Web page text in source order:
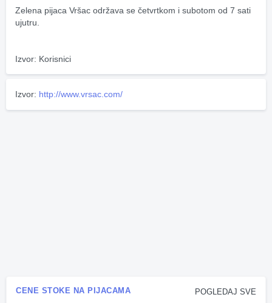
Zelena pijaca Vršac održava se četvrtkom i subotom od 7 sati
ujutru.
Izvor: Korisnici
Izvor: http://www.vrsac.com/
POGLEDAJ SVE
CENE STOKE NA PIJACAMA